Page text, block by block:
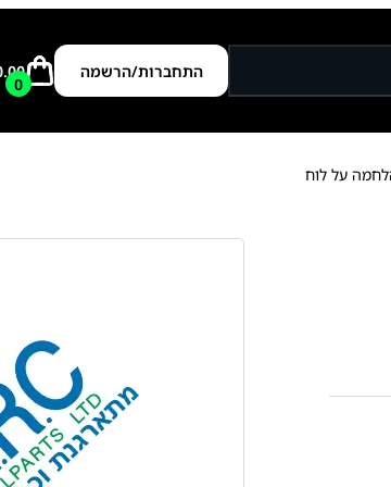
התחברות/הרשמה
0